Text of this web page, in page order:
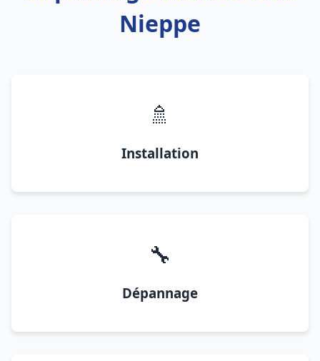
Nieppe
🚿
Installation
🔧
Dépannage